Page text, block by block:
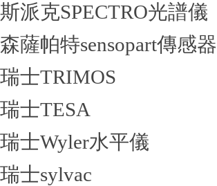
斯派克SPECTRO光譜儀
森薩帕特sensopart傳感器
瑞士TRIMOS
瑞士TESA
瑞士Wyler水平儀
瑞士sylvac